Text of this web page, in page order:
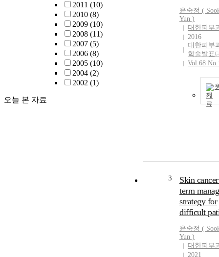
2011 (10)
2010 (8)
2009 (10)
2008 (11)
2007 (5)
2006 (8)
2005 (10)
2004 (2)
2002 (1)
오늘 본 자료
윤숙정 (
Yun )
대한피부
2016
대한피부
학술발표
Vol.68
기
3
Skin
term
strategy for
difficult
윤숙정 (
Yun )
대한피부
2021